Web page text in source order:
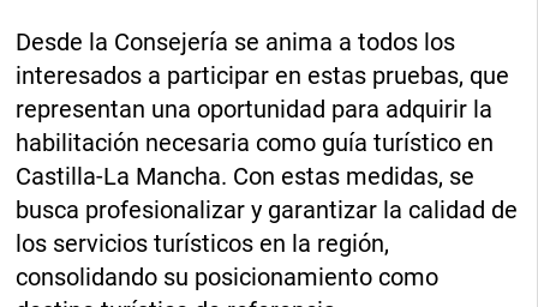
Desde la Consejería se anima a todos los
interesados a participar en estas pruebas, que
representan una oportunidad para adquirir la
habilitación necesaria como guía turístico en
Castilla-La Mancha. Con estas medidas, se
busca profesionalizar y garantizar la calidad de
los servicios turísticos en la región,
consolidando su posicionamiento como